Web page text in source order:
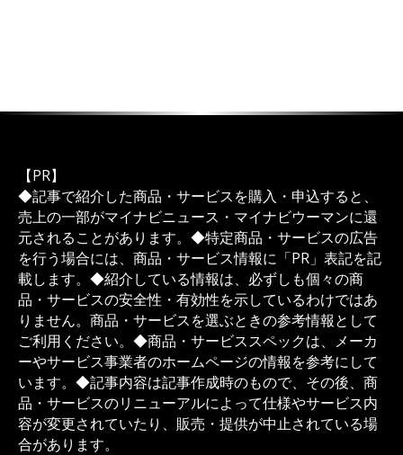
【PR】
◆記事で紹介した商品・サービスを購入・申込すると、
売上の一部がマイナビニュース・マイナビウーマンに還
元されることがあります。◆特定商品・サービスの広告
を行う場合には、商品・サービス情報に「PR」表記を記
載します。◆紹介している情報は、必ずしも個々の商
品・サービスの安全性・有効性を示しているわけではあ
りません。商品・サービスを選ぶときの参考情報として
ご利用ください。◆商品・サービススペックは、メーカ
ーやサービス事業者のホームページの情報を参考にして
います。◆記事内容は記事作成時のもので、その後、商
品・サービスのリニューアルによって仕様やサービス内
容が変更されていたり、販売・提供が中止されている場
合があります。